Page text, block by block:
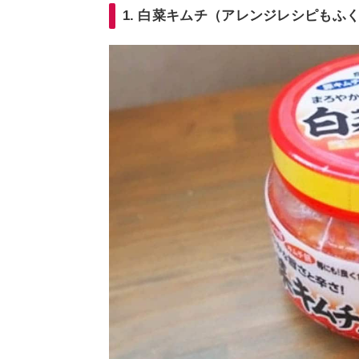
1. 白菜キムチ（アレンジレシピもふ